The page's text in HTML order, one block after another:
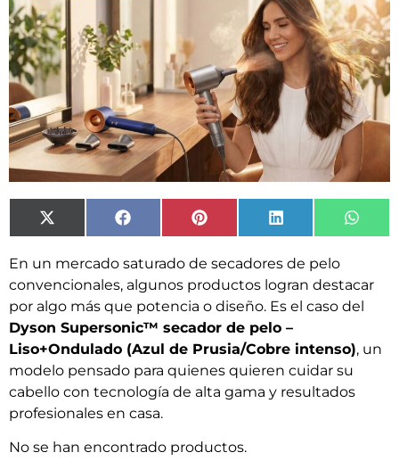
X
(Twitter)
Facebook Pinterest LinkedIn
En un mercado saturado de secadores de pelo
convencionales, algunos productos logran destacar
por algo más que potencia o diseño. Es el caso del
Dyson Supersonic™ secador de pelo –
Liso+Ondulado (Azul de Prusia/Cobre intenso), un
modelo pensado para quienes quieren cuidar su
cabello con tecnología de alta gama y resultados
profesionales en casa.
No se han encontrado productos.